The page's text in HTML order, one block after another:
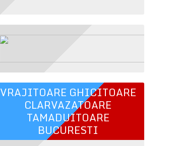
VRAJITOARE GHICITOARE
CLARVAZATOARE
TAMADUITOARE
BUCURESTI